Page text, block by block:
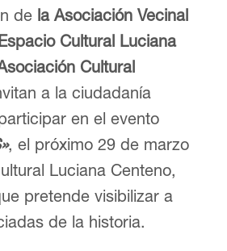
de la Asociación Vecinal
Espacio Cultural Luciana
Cultural
a la ciudadanía
en el evento
, el próximo 29 de marzo
Luciana Centeno,
pretende visibilizar a
de la historia.